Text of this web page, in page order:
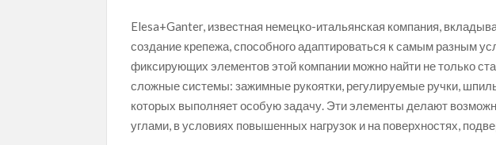
Elesa+Ganter, известная немецко-итальянская компания,
создание крепежа, способного адаптироваться к самым разным
фиксирующих элементов этой компании можно найти не только
сложные системы: зажимные рукоятки, регулируемые ручки,
которых выполняет особую задачу. Эти элементы делают
углами, в условиях повышенных нагрузок и на поверхностях,